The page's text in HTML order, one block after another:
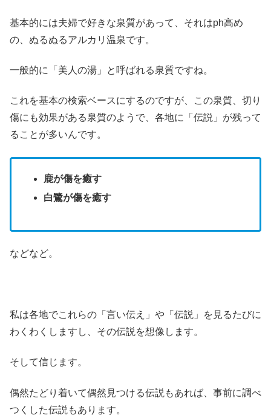
基本的には夫婦で好きな泉質があって、それはph高め
の、ぬるぬるアルカリ温泉です。
一般的に「美人の湯」と呼ばれる泉質ですね。
これを基本の検索ベースにするのですが、この泉質、切り
傷にも効果がある泉質のようで、各地に「伝説」が残って
ることが多いんです。
鹿が傷を癒す
白鷺が傷を癒す
などなど。
私は各地でこれらの「言い伝え」や「伝説」を見るたびに
わくわくしますし、その伝説を想像します。
そして信じます。
偶然たどり着いて偶然見つける伝説もあれば、事前に調べ
つくした伝説もあります。